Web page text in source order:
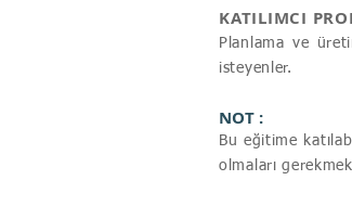
KATILIMCI
Planlama ve
isteyenler.
NOT :
Bu eğitime
olmaları